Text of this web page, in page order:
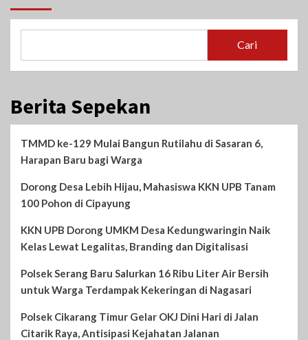
Cari
Berita Sepekan
TMMD ke-129 Mulai Bangun Rutilahu di Sasaran 6,
Harapan Baru bagi Warga
Dorong Desa Lebih Hijau, Mahasiswa KKN UPB Tanam
100 Pohon di Cipayung
KKN UPB Dorong UMKM Desa Kedungwaringin Naik
Kelas Lewat Legalitas, Branding dan Digitalisasi
Polsek Serang Baru Salurkan 16 Ribu Liter Air Bersih
untuk Warga Terdampak Kekeringan di Nagasari
Polsek Cikarang Timur Gelar OKJ Dini Hari di Jalan
Citarik Raya, Antisipasi Kejahatan Jalanan